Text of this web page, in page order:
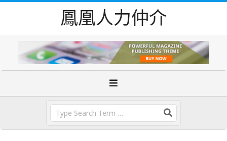
鳳凰人力仲介